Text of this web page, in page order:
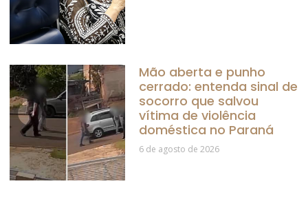
Mão aberta e punho
cerrado: entenda sinal de
socorro que salvou
vítima de violência
doméstica no Paraná
6 de agosto de 2026